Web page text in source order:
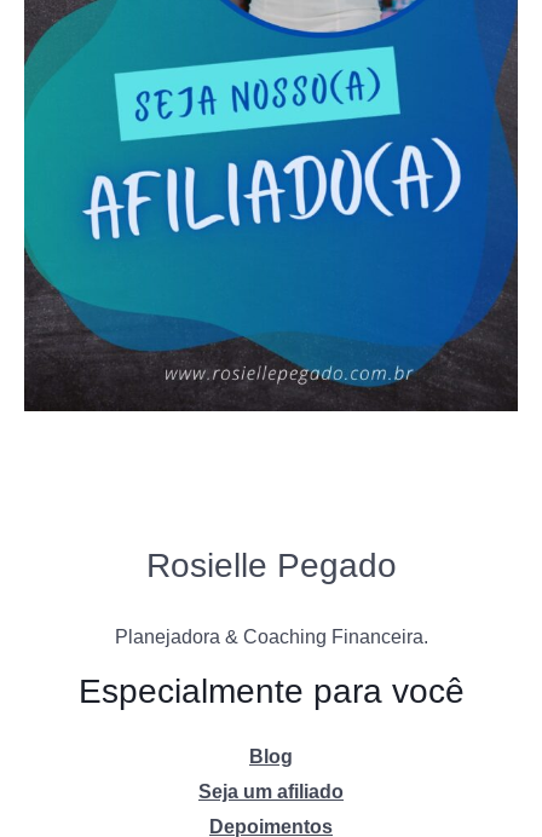
Rosielle Pegado
Planejadora & Coaching Financeira.
Especialmente para você
Blog
Seja um afiliado
Depoimentos